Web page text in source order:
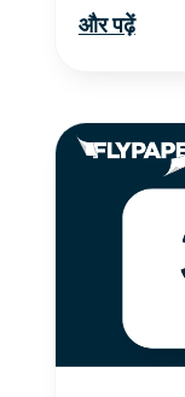
और पढ़ें